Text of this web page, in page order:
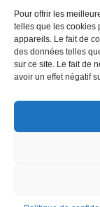
Pour offrir les
telles que les cookies
appareils. Le fait de
des données telles
sur ce site. Le fait de
avoir un effet négatif